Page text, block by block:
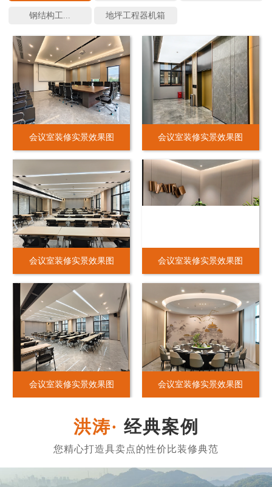
钢结构工... 地坪工程
会议室装修实景效果图 会议室装修实景效果图
会议室装修实景效果图 会议室装修实景效果图
会议室装修实景效果图 会议室装修实景效果图
经典案例